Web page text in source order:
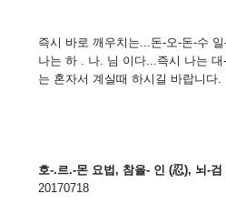
즉시 바로 깨우치는...돈-오-돈-수
나는 하 . 나. 님 이다...즉시 나는
는 혼자서 계실때 하시길 바랍니다.
호-.르.-몬 요법, 참을- 인 (忍), 뇌-
20170718